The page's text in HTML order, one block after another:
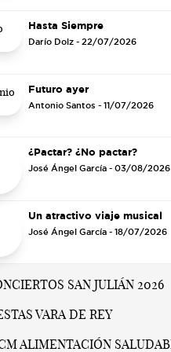
Hasta Siempre
Darío Dolz- 22/07/2026
Futuro ayer
Antonio Santos - 11/07/2026
¿Pactar? ¿No pactar?
José Ángel García- 03/08/2026
Un atractivo viaje musical
José Ángel García- 18/07/2026